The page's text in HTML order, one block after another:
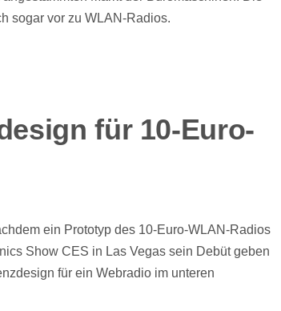
sogar vor zu WLAN-Radios.
für 10-Euro-
ein Prototyp des 10-Euro-WLAN-Radios
Show CES in Las Vegas sein Debüt geben
für ein Webradio im unteren